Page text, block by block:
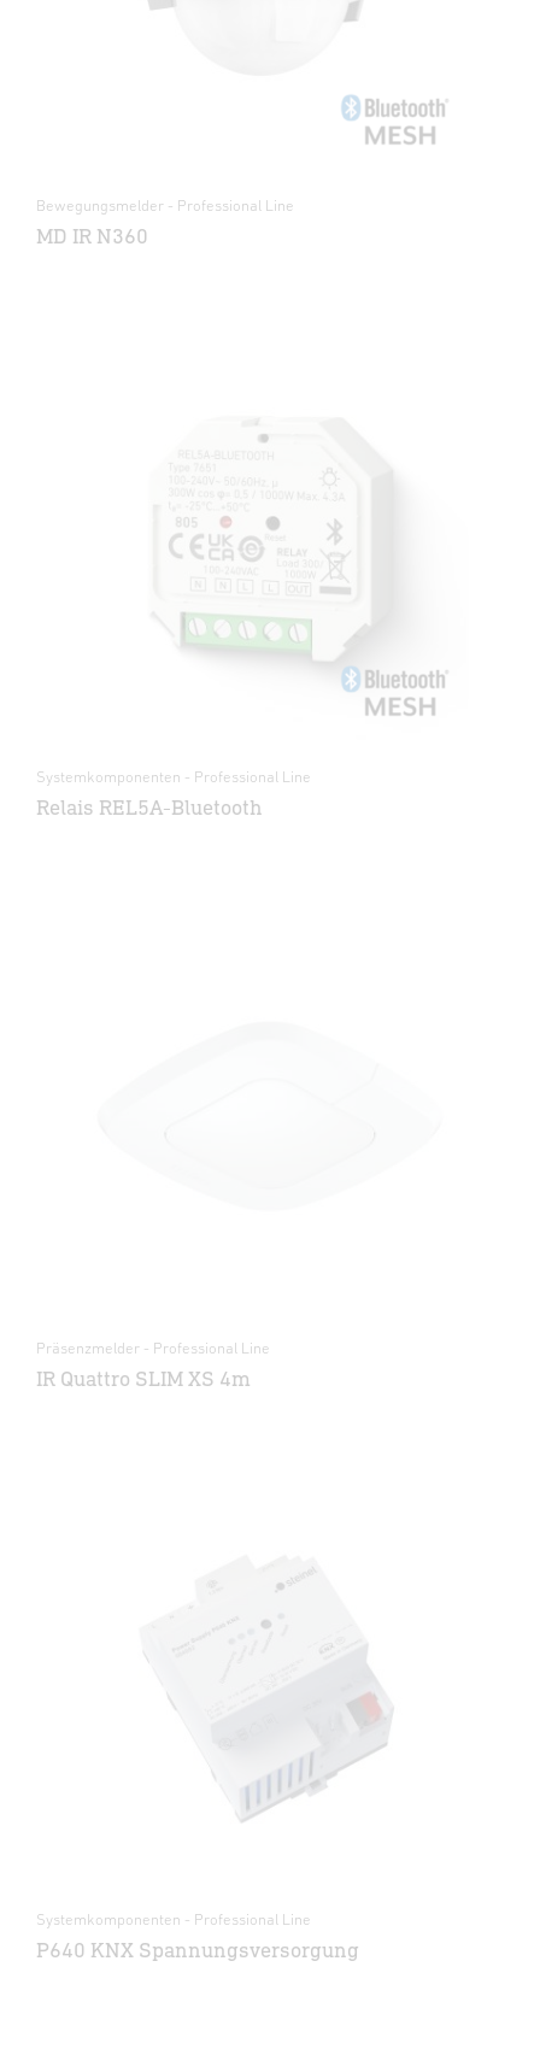
Bewegungsmelder - Professional Line
MD IR N360
Systemkomponenten - Professional Line
Relais REL5A-Bluetooth
Präsenzmelder - Professional Line
IR Quattro SLIM XS 4m
Systemkomponenten - Professional Line
P640 KNX Spannungsversorgung